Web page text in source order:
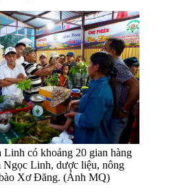
Linh có khoảng 20 gian hàng
Ngọc Linh, dược liệu, nông
Xơ Đăng. (Ảnh MQ)